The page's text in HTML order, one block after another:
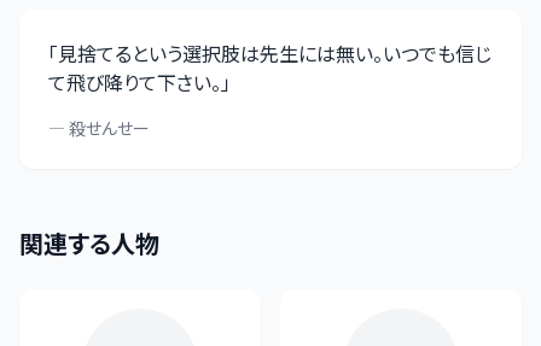
「見捨てるという選択肢は先生には無い。いつでも信じ
て飛び降りて下さい。」
— 殺せんせー
関連する人物